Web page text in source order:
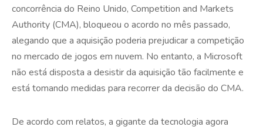
concorrência do Reino Unido, Competition and Markets
Authority (CMA), bloqueou o acordo no mês passado,
alegando que a aquisição poderia prejudicar a competição
no mercado de jogos em nuvem. No entanto, a Microsoft
não está disposta a desistir da aquisição tão facilmente e
está tomando medidas para recorrer da decisão do CMA.
De acordo com relatos, a gigante da tecnologia agora